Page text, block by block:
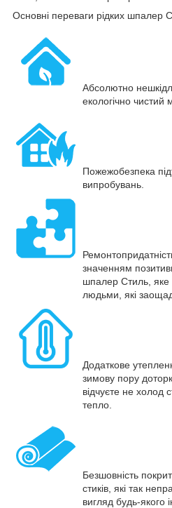
Основні переваги рідких шпалер
Абсолютно
екологічно чистий
Пожежобезпека
випробувань.
значенням
шпалер Стиль, яке
людьми, які
Додаткове
зимову пору
відчуєте не холод
тепло.
Безшовність
стиків, які так
вигляд будь-якого